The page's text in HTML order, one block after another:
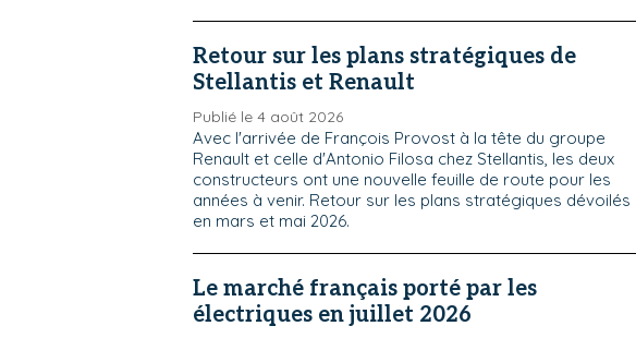
Retour sur les plans stratégiques de
Stellantis et Renault
Publié le 4 août 2026
Avec l'arrivée de François Provost à la tête du groupe
Renault et celle d'Antonio Filosa chez Stellantis, les deux
constructeurs ont une nouvelle feuille de route pour les
années à venir. Retour sur les plans stratégiques dévoilés
en mars et mai 2026.
Le marché français porté par les
électriques en juillet 2026